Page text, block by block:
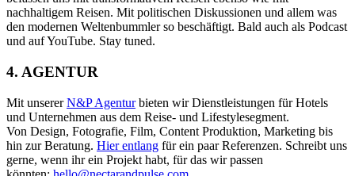
nachhaltigem Reisen. Mit politischen Diskussionen und allem was
den modernen Weltenbummler so beschäftigt. Bald auch als Podcast
und auf YouTube. Stay tuned.
4. AGENTUR
Mit unsererN&P Agenturbieten wir Dienstleistungen für Hotels
und Unternehmen aus dem Reise- und Lifestylesegment.
Von Design, Fotografie, Film, Content Produktion, Marketing bis
hin zur Beratung. Hier entlang für ein paar Referenzen. Schreibt uns
gerne, wenn ihr ein Projekt habt, für das wir passen